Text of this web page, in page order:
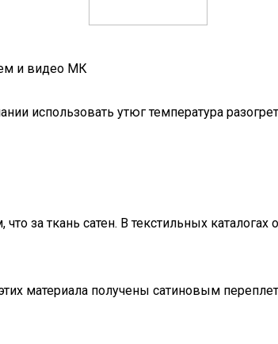
и видео МК
использовать утюг температура
за ткань сатен. В текстильных
материала получены сатиновым